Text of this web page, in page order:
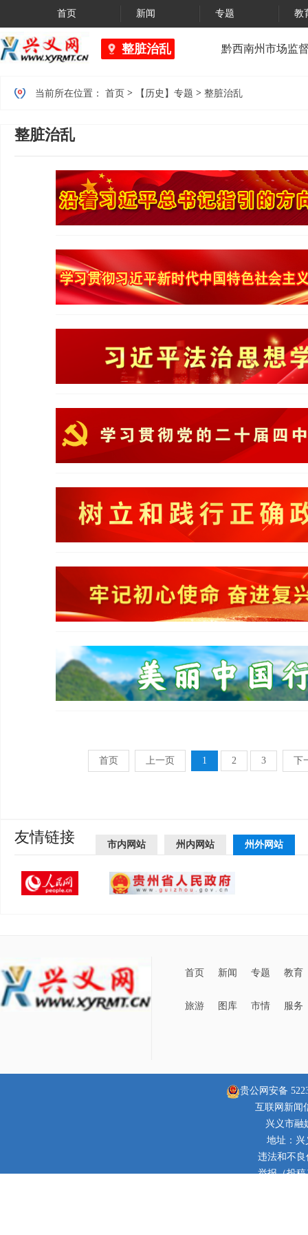
首页 新闻 专题 教
整脏治乱 黔西南州市场监督
当前所在位置： 首页 > 【历史】专题 > 整脏治乱
整脏治乱
首页 上一页 1 2 3 下
友情链接 市内网站 州内网站 州外网站
首页 新闻 专题 教育
旅游 图库 市情 服务
贵公网安备
互联网新闻
兴义市融
地址：兴
违法和不良
举报（投稿